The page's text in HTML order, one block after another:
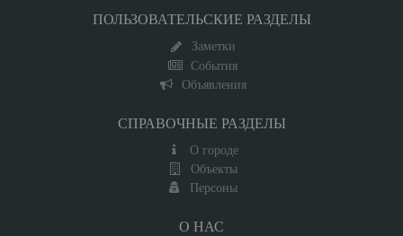
ПОЛЬЗОВАТЕЛЬСКИЕ РАЗДЕЛЫ
Заметки
События
Объявления
СПРАВОЧНЫЕ РАЗДЕЛЫ
О городе
Объекты
Персоны
О НАС